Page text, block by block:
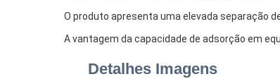
O produto apresenta uma elevada separação
A vantagem da capacidade de adsorção em
Detalhes Imagens